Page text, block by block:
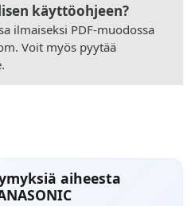
käyttöohjeen?
ilmaiseksi PDF-muodossa
Voit myös pyytää
aiheesta